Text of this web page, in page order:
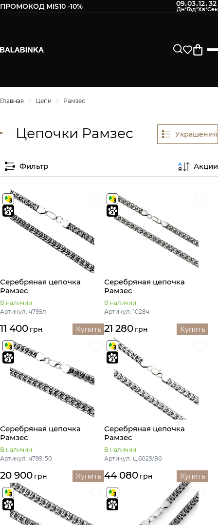
ПРОМОКОД MIS10 -10% 09:03:12:32
Главная Цепи Рамзес
Цепочки Рамзес Украшения
Фильтр Акции
Серебряная цепочка
Рамзес
В наличии
Артикул: ч799л
11 400 грн Купить
Серебряная цепочка
Рамзес
В наличии
Артикул: 1028ч
21 280 грн Купить
Серебряная цепочка
Рамзес
В наличии
Артикул: ч799-50
20 900 грн Купить
Серебряная цепочка
Рамзес
В наличии
Артикул: ц.6029/86
44 080 грн Купить